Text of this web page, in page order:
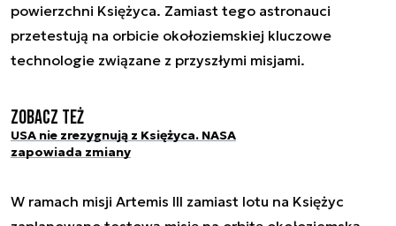
powierzchni Księżyca. Zamiast tego astronauci
przetestują na orbicie okołoziemskiej kluczowe
technologie związane z przyszłymi misjami.
Zobacz też
USA nie zrezygnują z Księżyca. NASA
zapowiada zmiany
W ramach misji Artemis III zamiast lotu na Księżyc